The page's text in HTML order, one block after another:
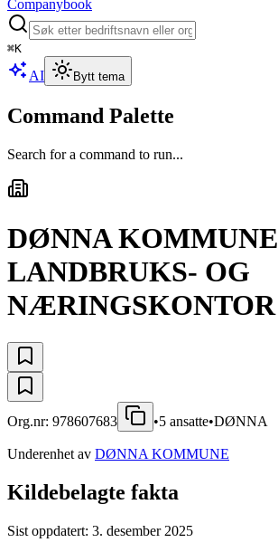
Companybook
⌘K
AI Bytt tema
Command Palette
Search for a command to run...
DØNNA KOMMUNE
LANDBRUKS- OG
NÆRINGSKONTOR
Org.nr: 978607683 •5 ansatte•DØNNA
Underenhet av DØNNA KOMMUNE
Kildebelagte fakta
Sist oppdatert: 3. desember 2025